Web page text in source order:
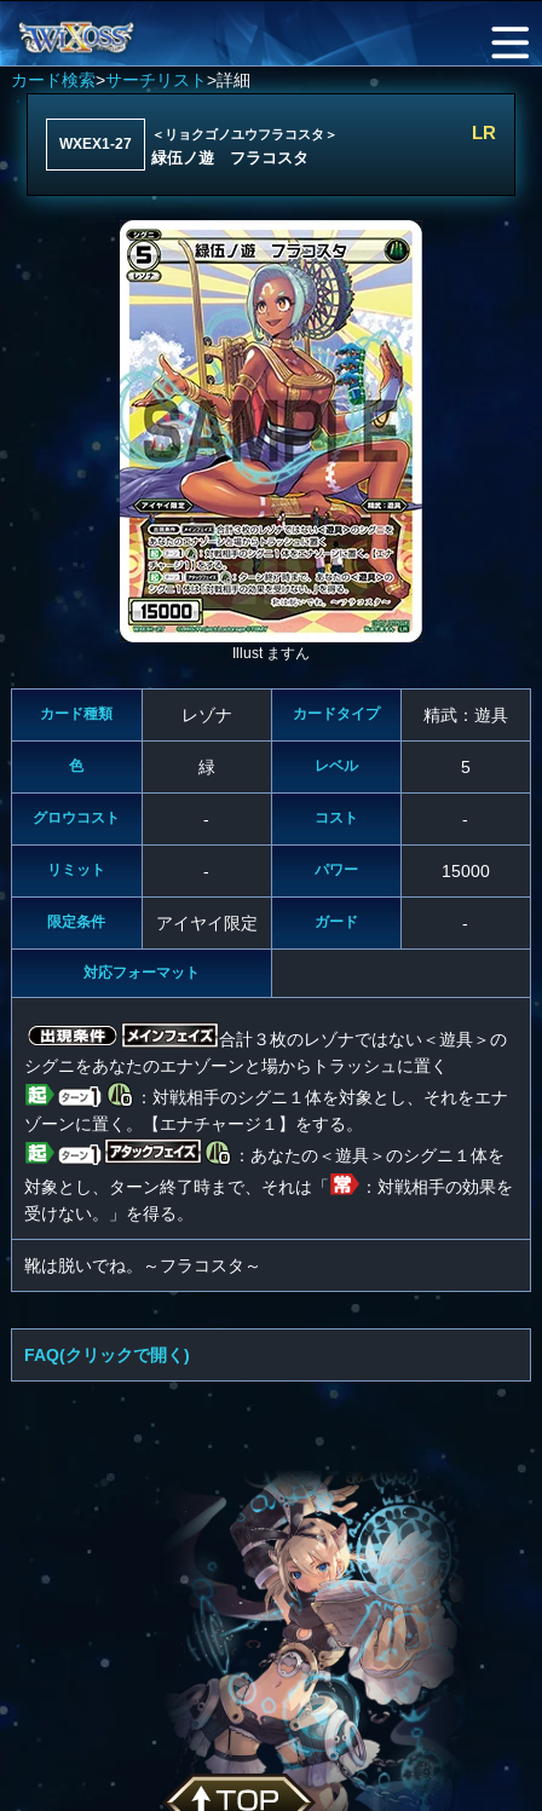
カード検索>サーチリスト>詳細
WXEX1-27
＜リョクゴノユウフラコスタ＞
緑伍ノ遊 フラコスタ
LR
Illust ますん
カード種類 レゾナ カードタイプ 精武：遊具
色 緑 レベル 5
グロウコスト - コスト -
リミット - パワー 15000
限定条件 アイヤイ限定 ガード -
対応フォーマット
合計３枚のレゾナではない＜遊具＞の
シグニをあなたのエナゾーンと場からトラッシュに置く
：対戦相手のシグニ１体を対象とし、それをエナ
ゾーンに置く。【エナチャージ１】をする。
：あなたの＜遊具＞のシグニ１体を
対象とし、ターン終了時まで、それは「
：対戦相手の効果を
受けない。」を得る。
靴は脱いでね。～フラコスタ～
FAQ(クリックで開く)